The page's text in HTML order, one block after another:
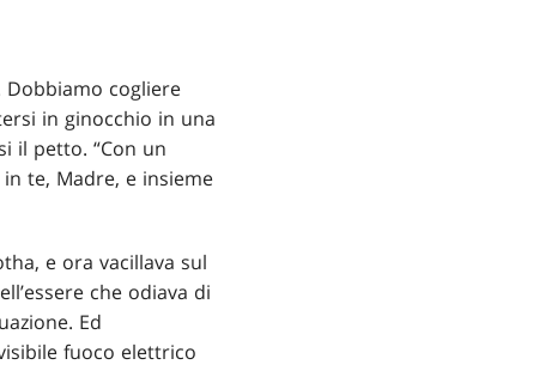
cogliere
in ginocchio in una
il petto. “Con un
te, Madre, e insieme
e ora vacillava sul
che odiava di
Ed
fuoco elettrico